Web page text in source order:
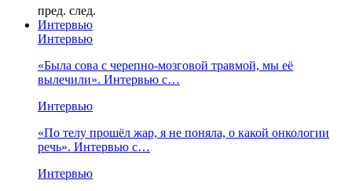
пред. след.
Интервью
Интервью
«Была сова с черепно-мозговой травмой, мы её
вылечили». Интервью с…
Интервью
«По телу прошёл жар, я не поняла, о какой онкологии
речь». Интервью с…
Интервью